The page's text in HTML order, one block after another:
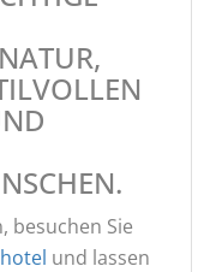
besuchen Sie
und lassen